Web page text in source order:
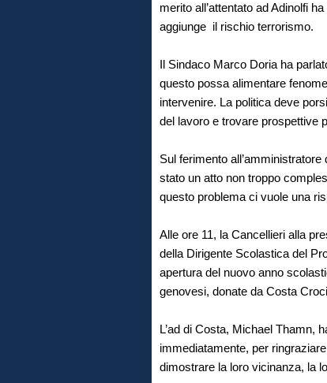
merito all’attentato ad Adinolfi
aggiunge il rischio terrorismo.
Il Sindaco Marco Doria ha
questo possa alimentare
intervenire. La politica deve
del lavoro e trovare prospettive
Sul ferimento
stato un atto non troppo
questo problema ci vuole una
Alle ore 11, la Cancellieri alla
della Dirigente Scolastica del
apertura del nuovo anno
genovesi, donate da Costa
L’ad di Costa, Michael Thamn,
immediatamente, per
dimostrare la loro vicinanza, la